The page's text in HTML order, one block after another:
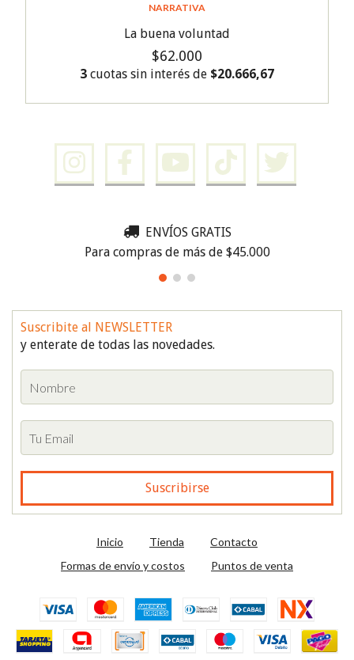
NARRATIVA
La buena voluntad
$62.000
3 cuotas sin interés de $20.666,67
ENVÍOS GRATIS
Para compras de más de $45.000
Suscribite al NEWSLETTER
y enterate de todas las novedades.
Inicio Tienda
Contacto
Formas de envío y costos
Puntos de venta